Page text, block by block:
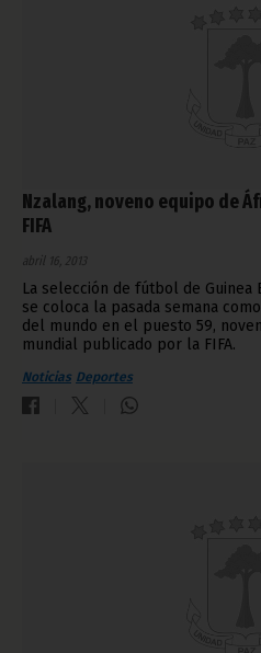
Nzalang, noveno equipo de
FIFA
abril 16, 2013
La selección de fútbol de Guinea
se coloca la pasada semana
del mundo en el puesto 59,
mundial publicado por la FIFA.
Noticias Deportes